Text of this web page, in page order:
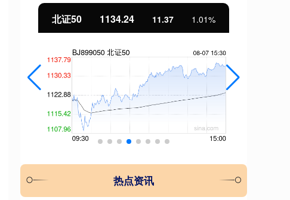
北证50 1134.24 11.37 1.01%
热点资讯